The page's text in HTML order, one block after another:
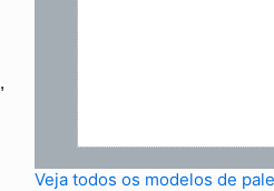
Veja todos os modelos de